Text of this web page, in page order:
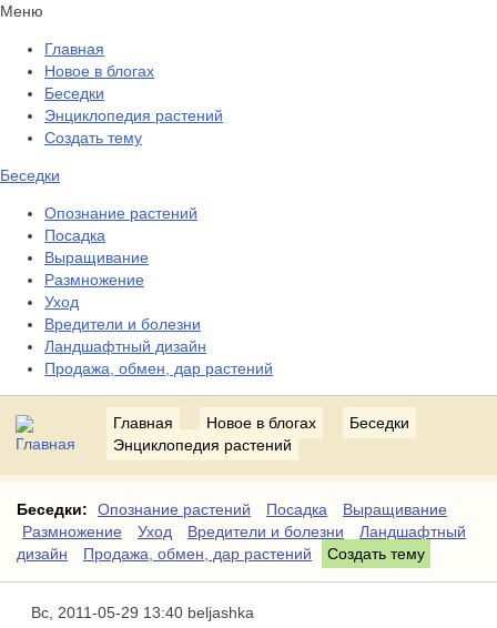
Меню
Главная
Новое в блогах
Беседки
Энциклопедия растений
Создать тему
Беседки
Опознание растений
Посадка
Выращивание
Размножение
Уход
Вредители и болезни
Ландшафтный дизайн
Продажа, обмен, дар растений
Главная Новое в блогах
Беседки
Энциклопедия растений
Беседки: Опознание растений Посадка
Выращивание
Размножение
Уход Вредители и болезни
Ландшафтный
дизайн
Продажа, обмен, дар растений Создать тему
Вс, 2011-05-29 13:40 beljashka